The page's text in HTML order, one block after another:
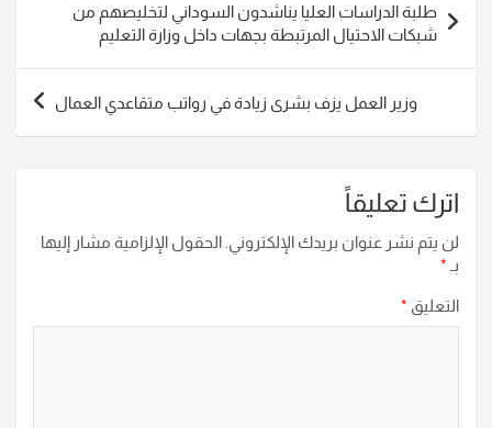
المقالات
طلبة الدراسات العليا يناشدون السوداني لتخليصهم من
شبكات الاحتيال المرتبطة بجهات داخل وزارة التعليم
وزير العمل يزف بشرى زيادة في رواتب متقاعدي العمال
اترك تعليقاً
لن يتم نشر عنوان بريدك الإلكتروني. الحقول الإلزامية مشار إليها
بـ *
التعليق *